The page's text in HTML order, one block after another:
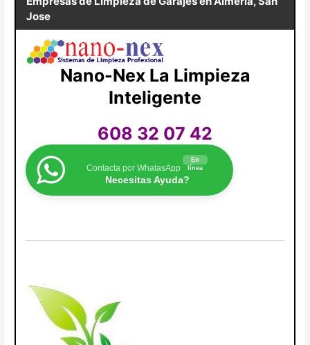
Jose
Nano-Nex La Limpieza
Inteligente
608 32 07 42
Contacta por WhatasApp
En
línea
Necesitas Ayuda?